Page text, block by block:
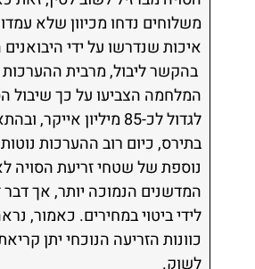
משלוחים נדחו מכיוון שלא עמדו
איכות שנדרשו על ידי היבואנים הסינים.
בהקשר ליבול, מרבית ההערכות טרום
המלחמה הצביעו על כך שיבול הסויה
לגדול לכ-85 מיליון אייקר,
בתירס, כיום רוב ההערכות נוטות
נוספת של שטחי זריעת הסויה לאור
המדשנים הנמוכה יותר, אך דבר זה
לידי ביטוי במחירים. כאמור, נראה כי
כוונות הזריעה הנוכחי יתן קריאת כיוון